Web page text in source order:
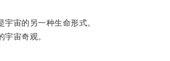
宙的另一种生命形式。
宙奇观。